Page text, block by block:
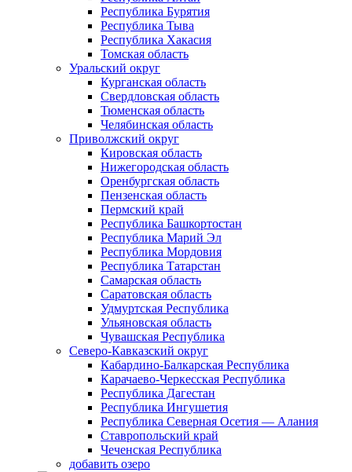
Республика Бурятия
Республика Тыва
Республика Хакасия
Томская область
Уральский округ
Курганская область
Свердловская область
Тюменская область
Челябинская область
Приволжский округ
Кировская область
Нижегородская область
Оренбургская область
Пензенская область
Пермский край
Республика Башкортостан
Республика Марий Эл
Республика Мордовия
Республика Татарстан
Самарская область
Саратовская область
Удмуртская Республика
Ульяновская область
Чувашская Республика
Северо-Кавказский округ
Кабардино-Балкарская Республика
Карачаево-Черкесская Республика
Республика Дагестан
Республика Ингушетия
Республика Северная Осетия — Алания
Ставропольский край
Чеченская Республика
добавить озеро